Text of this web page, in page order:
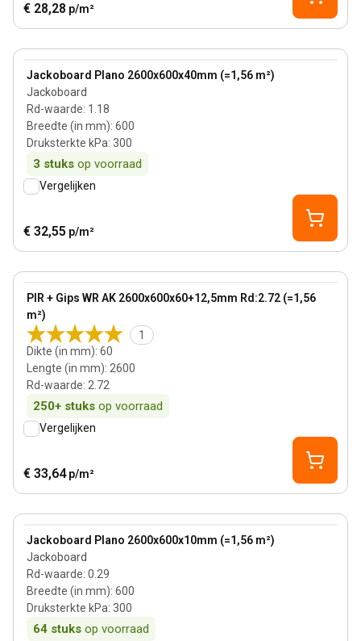
€ 28,28 p/m²
Jackoboard Plano 2600x600x40mm (=1,56 m²)
Jackoboard
Rd-waarde: 1.18
Breedte (in mm): 600
Druksterkte kPa: 300
3 stuks op voorraad
View product
Vergelijken
€ 32,55 p/m²
PIR + Gips WR AK 2600x600x60+12,5mm Rd:2.72 (=1,56
m²)
1
Dikte (in mm): 60
Lengte (in mm): 2600
Rd-waarde: 2.72
250+ stuks op voorraad
View product
Vergelijken
€ 33,64 p/m²
Jackoboard Plano 2600x600x10mm (=1,56 m²)
Jackoboard
Rd-waarde: 0.29
Breedte (in mm): 600
Druksterkte kPa: 300
64 stuks op voorraad
View product